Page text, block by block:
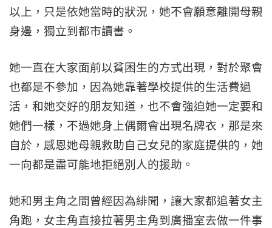
以上，只是依她當時的狀況，她不會願意離開母親
身邊，獨立到都市讀書。
她一直在大家面前以貧困生的方式出現，對於聚會
也都是不參加，因為她靠著學校提供的生活費過
活，和她交好的朋友知道，也不會強迫她一定要和
她們一樣，不過她身上偶爾會出現名牌衣，那是來
自於，感恩她母親救助自己女兒的家庭提供的，她
一向都是盡可能地拒絕別人的援助。
她和男主角之間曾經因為緋聞，讓大家都追著女主
角跑，女主角直接拉著男主角到廣播室去做一件事